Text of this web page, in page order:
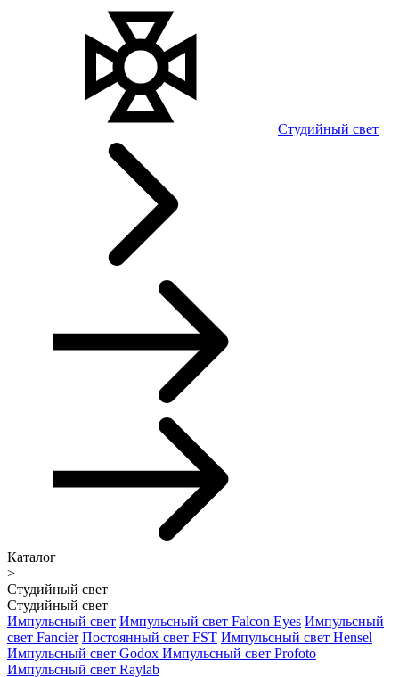
Студийный свет
Каталог
>
Студийный свет
Студийный свет
Импульсный свет Импульсный свет Falcon Eyes Импульсный
свет Fancier Постоянный свет FST Импульсный свет Hensel
Импульсный свет Godox Импульсный свет Profoto
Импульсный свет Raylab